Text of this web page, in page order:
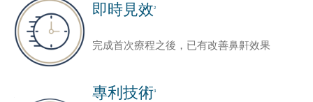
即時見效2
完成首次療程之後，已有改善鼻鼾效果
專利技術3